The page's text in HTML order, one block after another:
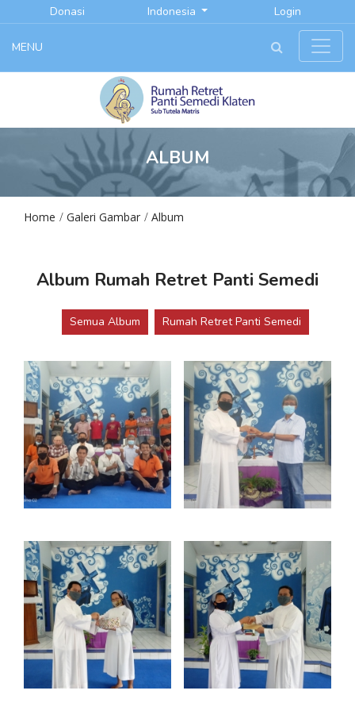
Donasi Indonesia Login
MENU
ALBUM
Home Galeri Gambar Album
Album Rumah Retret Panti Semedi
Semua Album Rumah Retret Panti Semedi